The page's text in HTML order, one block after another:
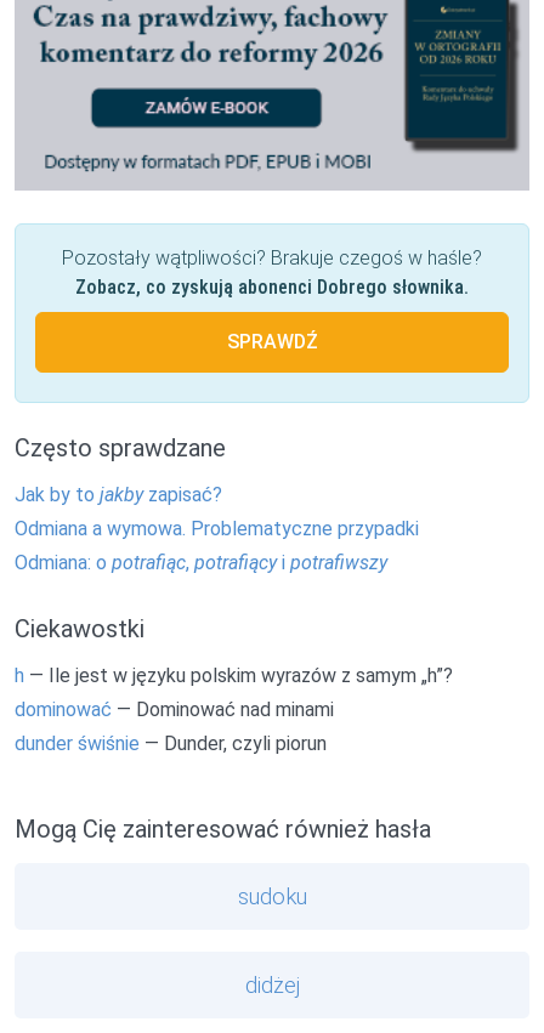
Pozostały wątpliwości? Brakuje czegoś w haśle?
Zobacz, co zyskują abonenci Dobrego słownika.
SPRAWDŹ
Często sprawdzane
Jak by to jakbyzapisać?
Odmiana a wymowa. Problematyczne przypadki
Odmiana: o potrafiąc, potrafiącyi potrafiwszy
Ciekawostki
h — Ile jest w języku polskim wyrazów z samym „h”?
dominować — Dominować nad minami
dunder świśnie — Dunder, czyli piorun
Mogą Cię zainteresować również hasła
sudoku
didżej